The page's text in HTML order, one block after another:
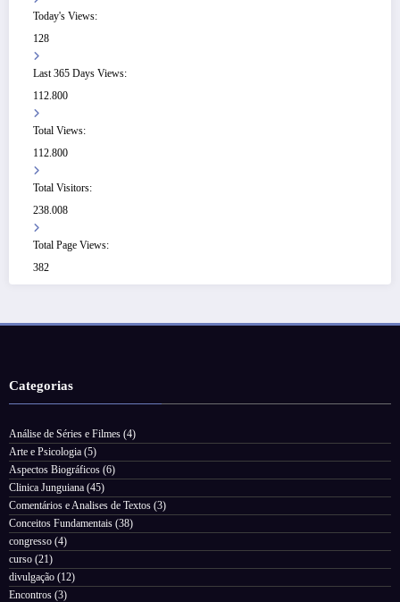
Today's Views:
128
Last 365 Days Views:
112.800
Total Views:
112.800
Total Visitors:
238.008
Total Page Views:
382
Categorias
Análise de Séries e Filmes (4)
Arte e Psicologia (5)
Aspectos Biográficos (6)
Clinica Junguiana (45)
Comentários e Analises de Textos (3)
Conceitos Fundamentais (38)
congresso (4)
curso (21)
divulgação (12)
Encontros (3)